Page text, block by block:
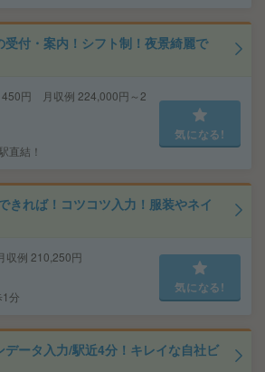
受付・案内！シフト制！夜景綺麗で
円 月収例 224,000円～2
直結！
気になる!
きれば！コツコツ入力！服装やネイ
例 210,250円
分
気になる!
データ入力/駅近4分！キレイな自社ビ